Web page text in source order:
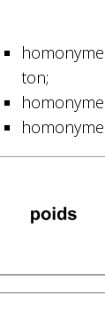
ton;